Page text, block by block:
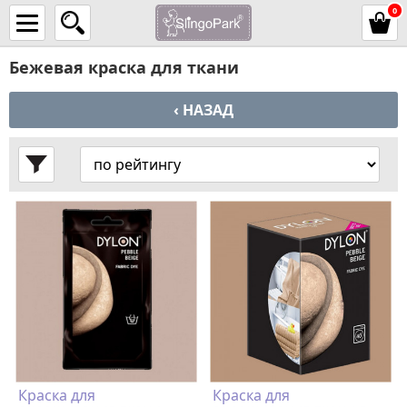
0
Бежевая краска для ткани
‹ НАЗАД
Краска для
Краска для